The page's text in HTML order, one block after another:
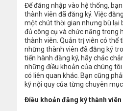
Để đăng nhập vào hệ thống,
thành viên đã đăng ký. Việc
một chút thời gian nhưng bù lại
đủ công cụ và chức năng trong
thành viên. Quản trị viên có thể
những thành viên đã đăng ký
tiến hành đăng ký, hãy chắc
những điều khoản của chúng
có liên quan khác. Bạn cũng
kỹ nội quy của từng chuyên
Điều khoản đăng ký thành viên